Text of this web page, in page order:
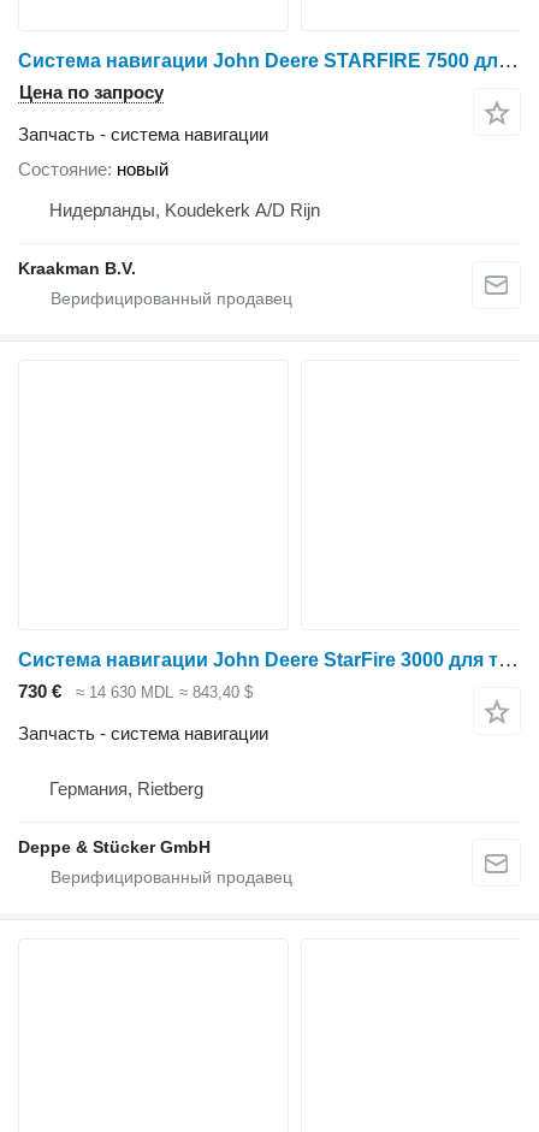
Система навигации John Deere STARFIRE 7500 для трактора колесного
Цена по запросу
Запчасть - система навигации
Состояние новый
Нидерланды, Koudekerk A/D Rijn
Kraakman B.V.
Система навигации John Deere StarFire 3000 для трактора колесного John Deere
730 € ≈ 14 630 MDL ≈ 843,40 $
Запчасть - система навигации
Германия, Rietberg
Deppe & Stücker GmbH